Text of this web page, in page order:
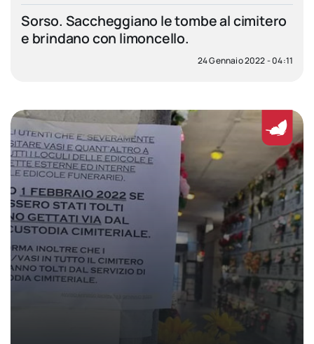
Sorso. Saccheggiano le tombe al cimitero
e brindano con limoncello.
24 Gennaio 2022 - 04:11